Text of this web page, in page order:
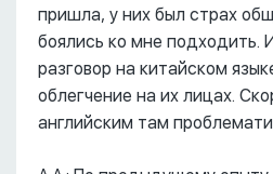
пришла, у них был страх
боялись ко мне подходить.
разговор на китайском
облегчение на их лицах.
английским там